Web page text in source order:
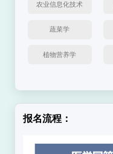
级职称教师1400余人
程入选者50余人次。学
绩。
农业信息化技术
蔬菜学
植物营养学
报名流程：